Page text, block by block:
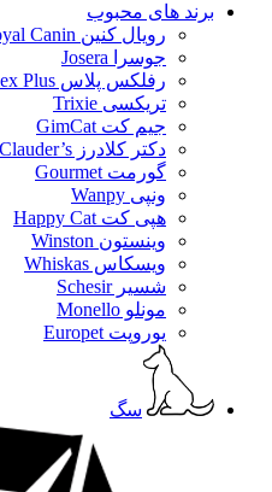
برند های محبوب
رویال کنین Royal Canin
جوسرا Josera
رفلکس پلاس Reflex Plus
تریکسی Trixie
جیم کت GimCat
دکتر کلادرز Dr.Clauder’s
گورمت Gourmet
ونپی Wanpy
هپی کت Happy Cat
وینستون Winston
ویسکاس Whiskas
شسیر Schesir
مونلو Monello
یوروپت Europet
سگ